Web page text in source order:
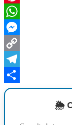
Pinterest
WhatsApp
Messenger
Copy
Link
Telegram
Compartir
🌦️